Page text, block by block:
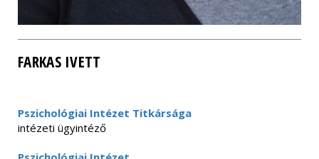
FARKAS IVETT
Pszichológiai Intézet Titkársága
intézeti ügyintéző